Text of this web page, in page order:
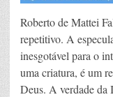
Roberto de Mattei
repetitivo. A
inesgotável para o
uma criatura, é um
Deus. A verdade da